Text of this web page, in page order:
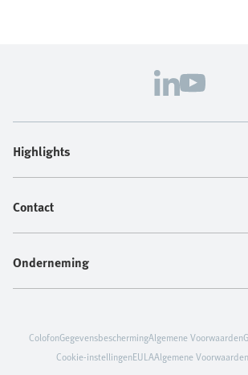
Highlights
Contact
Onderneming
ColofonGegevensbeschermingAlgemene Voorwaarden
Cookie-instellingenEULAAlgemene